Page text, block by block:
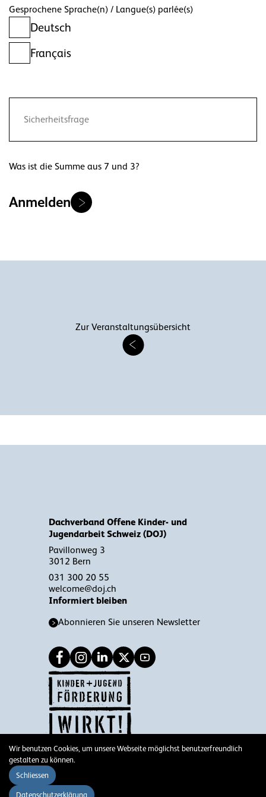
Gesprochene Sprache(n) / Langue(s) parlée(s)
Deutsch
Français
Was ist die Summe aus 7 und 3?
Anmelden
Zur Veranstaltungsübersicht
Dachverband Offene Kinder- und
Jugendarbeit Schweiz (DOJ)
Pavillonweg 3
3012 Bern
031 300 20 55
welcome@doj.ch
Informiert bleiben
Abonnieren Sie unseren Newsletter
© 2026 DOJ
Impressum
Disclaimer
Wir benutzen Cookies, um unsere Webseite möglichst benutzerfreundlich
gestalten zu können.
Schliessen
Datenschutzerklärung